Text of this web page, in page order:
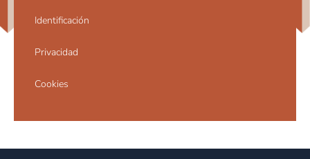
Identificación
Privacidad
Cookies